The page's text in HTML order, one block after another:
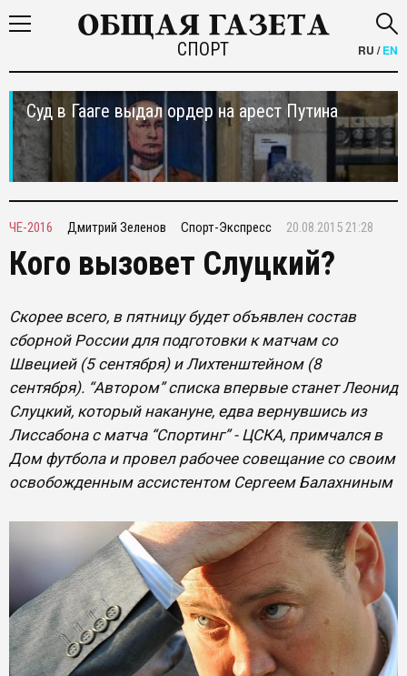
СПОРТ RU /EN
Суд в Гааге выдал ордер на арест Путина
ЧЕ-2016 Дмитрий Зеленов Спорт-Экспресс 20.08.2015 21:28
Кого вызовет Слуцкий?
Скорее всего, в пятницу будет объявлен состав
сборной России для подготовки к матчам со
Швецией (5 сентября) и Лихтенштейном (8
сентября). “Автором” списка впервые станет Леонид
Слуцкий, который накануне, едва вернувшись из
Лиссабона с матча “Спортинг” - ЦСКА, примчался в
Дом футбола и провел рабочее совещание со своим
освобожденным ассистентом Сергеем Балахниным